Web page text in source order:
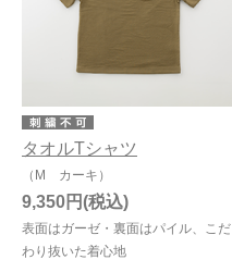
タオルTシャツ
（M カーキ）
表面はガーゼ・裏面はパイル、こだ
わり抜いた着心地
9,350円